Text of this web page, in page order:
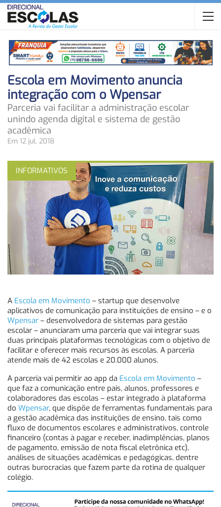
Escola em Movimento anuncia
integração com o Wpensar
Parceria vai facilitar a administração escolar
unindo agenda digital e sistema de gestão
acadêmica
Em 12 jul, 2018
INFORMATIVOS
A Escola em Movimento – startup que desenvolve
aplicativos de comunicação para instituições de ensino – e o
Wpensar – desenvolvedora de sistemas para gestão
escolar – anunciaram uma parceria que vai integrar suas
duas principais plataformas tecnológicas com o objetivo de
facilitar e oferecer mais recursos às escolas. A parceria
atende mais de 42 escolas e 20.000 alunos.
A parceria vai permitir ao app da Escola em Movimento –
que faz a comunicação entre pais, alunos, professores e
colaboradores das escolas – estar integrado à plataforma
do Wpensar, que dispõe de ferramentas fundamentais para
a gestão acadêmica das instituições de ensino, tais como
fluxo de documentos escolares e administrativos, controle
financeiro (contas à pagar e receber, inadimplências, planos
de pagamento, emissão de nota fiscal eletrônica etc),
análises de situações acadêmicas e pedagógicas, dentre
outras burocracias que fazem parte da rotina de qualquer
colégio.